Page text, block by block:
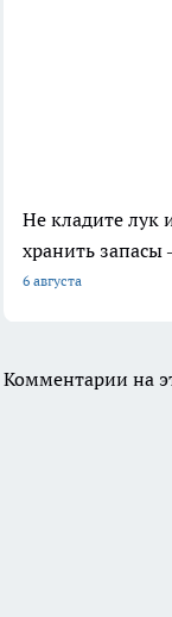
Не кладите лук
хранить
6 августа
Комментарии на